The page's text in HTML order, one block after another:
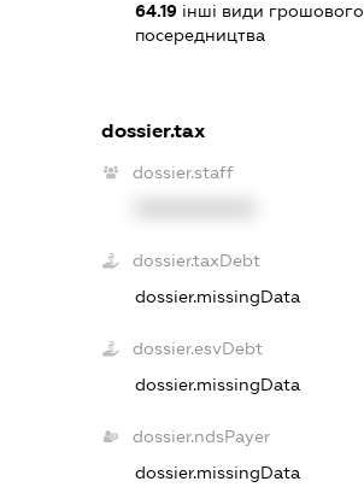
64.19інші види грошового
посередництва
dossier.tax
dossier.staff
dossier.taxDebt
dossier.missingData
dossier.esvDebt
dossier.missingData
dossier.ndsPayer
dossier.missingData